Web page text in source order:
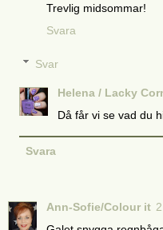
Trevlig midsommar!
Svara
Svar
Helena / Lacky
Då får vi se vad du
Svara
Ann-Sofie/Colour it